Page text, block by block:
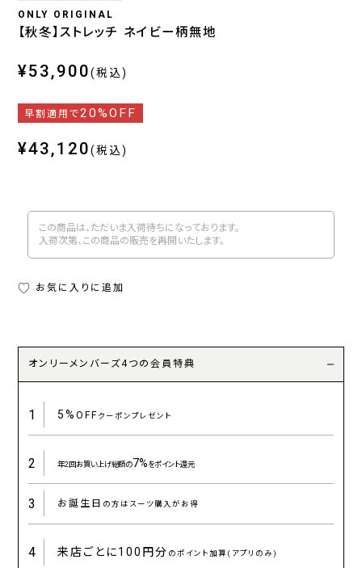
ONLY ORIGINAL
【秋冬】ストレッチ ネイビー柄無地
¥53,900(税込)
早割適用で20%OFF
¥43,120(税込)
この商品は、ただいま入荷待ちになっております。
入荷次第、この商品の販売を再開いたします。
お気に入りに追加
オンリーメンバーズ4つの会員特典
1 5%OFFクーポンプレゼント
2 年2回お買い上げ総額の7%をポイント還元
3 お誕生日 の方はスーツ購入がお得
4 来店ごとに100円分 のポイント加算(アプリのみ)